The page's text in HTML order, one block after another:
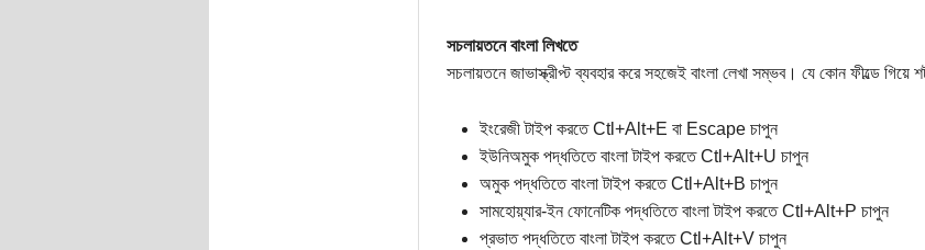
সচলায়তনে বাংলা লিখতে
সচলায়তনে জাভাস্ক্রীপ্ট ব্যবহার করে সহজেই বাংলা লেখা সম্ভব। যে কোন ফীল্ডে গিয়ে
ইংরেজী টাইপ করতে Ctl+Alt+E বা Escape চাপুন
ইউনিঅমুক পদ্ধতিতে বাংলা টাইপ করতে Ctl+Alt+U চাপুন
অমুক পদ্ধতিতে বাংলা টাইপ করতে Ctl+Alt+B চাপুন
সামহোয়্যার-ইন ফোনেটিক পদ্ধতিতে বাংলা টাইপ করতে Ctl+Alt+P চাপুন
প্রভাত পদ্ধতিতে বাংলা টাইপ করতে Ctl+Alt+V চাপুন